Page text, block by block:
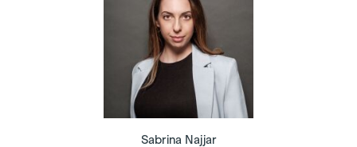
Sabrina Najjar